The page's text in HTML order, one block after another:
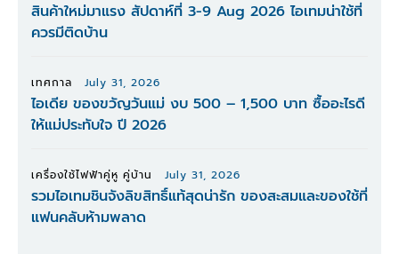
สินค้าใหม่มาแรง สัปดาห์ที่ 3-9 Aug 2026 ไอเทมน่าใช้ที่
ควรมีติดบ้าน
เทศกาล July 31, 2026
ไอเดีย ของขวัญวันแม่ งบ 500 – 1,500 บาท ซื้ออะไรดี
ให้แม่ประทับใจ ปี 2026
เครื่องใช้ไฟฟ้าคู่หู คู่บ้าน July 31, 2026
รวมไอเทมชินจังลิขสิทธิ์แท้สุดน่ารัก ของสะสมและของใช้ที่
แฟนคลับห้ามพลาด